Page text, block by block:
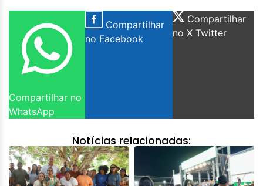
Compartilhar no
WhatsApp
Compartilhar
no Facebook
Compartilhar
no X Twitter
Notícias relacionadas: